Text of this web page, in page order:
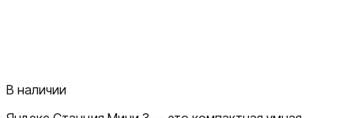
В наличии